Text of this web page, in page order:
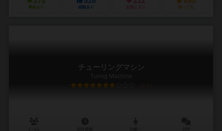
興味あり 経験あり お気に入り 持ってる
チューリングマシン
Turing Machine
7.1